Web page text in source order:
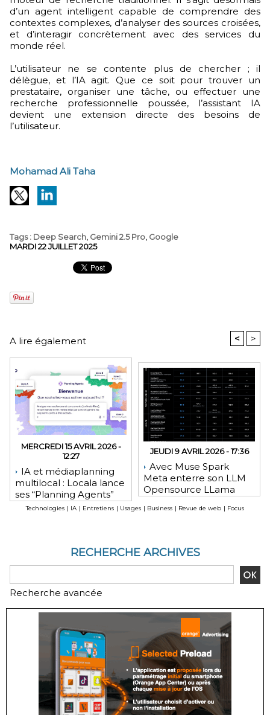
d’un agent intelligent capable de comprendre des
contextes complexes, d’analyser des sources croisées,
et d’interagir concrètement avec des services du
monde réel.
L’utilisateur ne se contente plus de chercher ; il
délègue, et l’IA agit. Que ce soit pour trouver un
prestataire, organiser une tâche, ou effectuer une
recherche professionnelle poussée, l’assistant IA
devient une extension directe des besoins de
l’utilisateur.
Mohamad Ali Taha
Tags: Deep Search, Gemini 2.5 Pro, Google
MARDI 22 JUILLET 2025
A lire également < >
MERCREDI 15 AVRIL 2026 -
12:27
IA et médiaplanning
multilocal : Locala lance
ses “Planning Agents”
pour automatiser les
JEUDI 9 AVRIL 2026 - 17:36
Avec Muse Spark
Meta enterre son LLM
Opensource LLama
Technologies | IA | Entretiens | Usages | Business | Revue de web | Focus
RECHERCHE ARCHIVES
Recherche avancée